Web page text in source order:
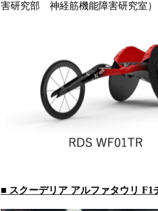
害研究部 神経筋機能障害研究室）
■ スクーデリア アルファタウリ F1